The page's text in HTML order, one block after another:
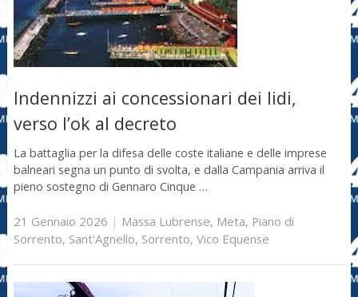
Indennizzi ai concessionari dei lidi,
verso l’ok al decreto
La battaglia per la difesa delle coste italiane e delle imprese
balneari segna un punto di svolta, e dalla Campania arriva il
pieno sostegno di Gennaro Cinque …
21 Gennaio 2026 | Massa Lubrense, Meta, Piano di
Sorrento, Sant'Agnello, Sorrento, Vico Equense